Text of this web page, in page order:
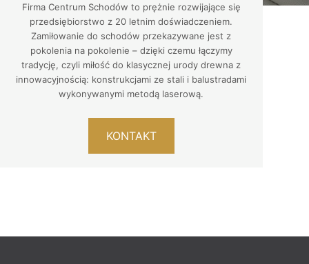
Firma Centrum Schodów to prężnie rozwijające się
przedsiębiorstwo z 20 letnim doświadczeniem.
Zamiłowanie do schodów przekazywane jest z
pokolenia na pokolenie – dzięki czemu łączymy
tradycję, czyli miłość do klasycznej urody drewna z
innowacyjnością: konstrukcjami ze stali i balustradami
wykonywanymi metodą laserową.
KONTAKT